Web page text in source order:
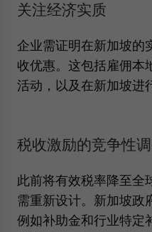
关注经济实质
企业需证明在新加坡的
收优惠。这包括雇佣本
活动，以及在新加坡进
税收激励的竞争性
此前将有效税率降至全
需重新设计。新加坡政
例如补助金和行业特定